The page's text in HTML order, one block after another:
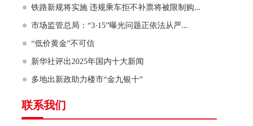
铁路新规将实施 违规乘车拒不补票将被限制购...
市场监管总局：“3·15”曝光问题正依法从严...
“低价黄金”不可信
新华社评出2025年国内十大新闻
多地出新政助力楼市“金九银十”
联系我们